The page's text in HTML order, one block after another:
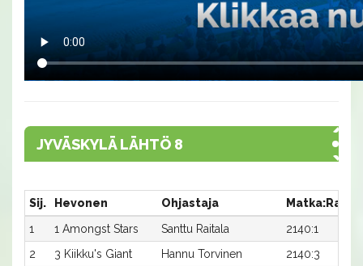
JYVÄSKYLÄ LÄHTÖ 8
Sij. Hevonen Ohjastaja Matka:Rata
1
1 Amongst Stars Santtu Raitala 2140:1
2
3 Kiikku's Giant Hannu Torvinen 2140:3